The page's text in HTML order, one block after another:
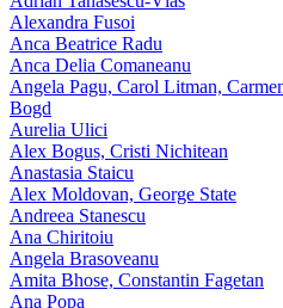
Alexandra Fusoi
Anca Beatrice Radu
Anca Delia Comaneanu
Angela Pagu, Carol Litman,
Bogd
Aurelia Ulici
Alex Bogus, Cristi Nichitean
Anastasia Staicu
Alex Moldovan, George State
Andreea Stanescu
Ana Chiritoiu
Angela Brasoveanu
Amita Bhose, Constantin Fagetan
Ana Popa